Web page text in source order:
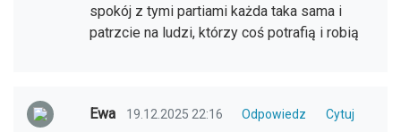
spokój z tymi partiami każda taka sama i
patrzcie na ludzi, którzy coś potrafią i robią
Ewa 19.12.2025 22:16 Odpowiedz
Cytuj